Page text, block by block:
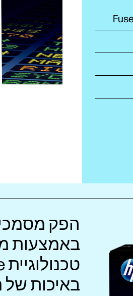
הפק
באיכות של